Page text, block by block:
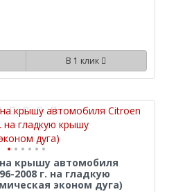
В 1 клик
крышу автомобиля
2008 г. на гладкую
эконом дуга)